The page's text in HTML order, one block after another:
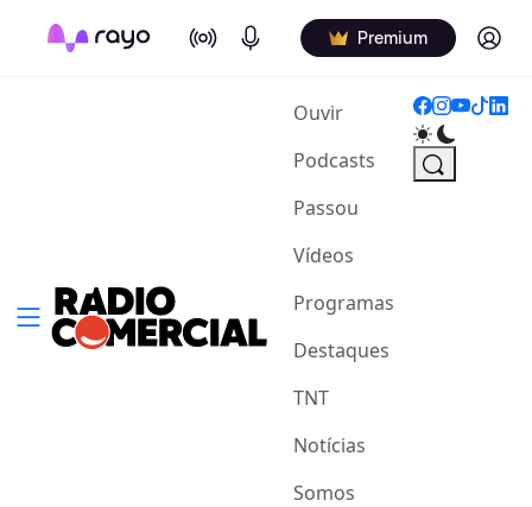
On Air Podcasts Premium Log in
Ouvir(current)
Podcasts
Passou
Vídeos
Programas
Destaques
TNT
Notícias
Somos